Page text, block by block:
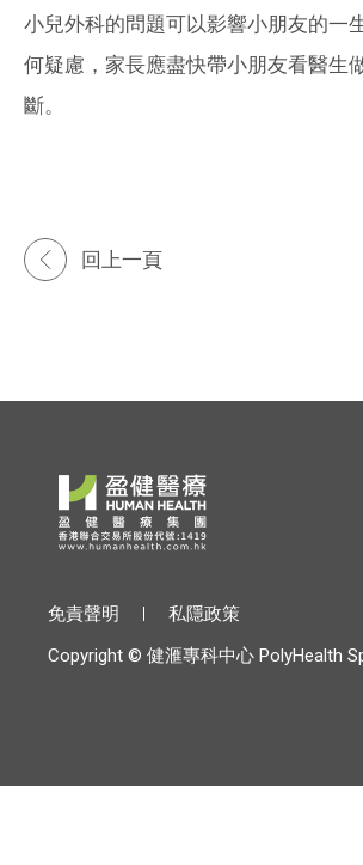
小兒外科的問題可以影響小朋友的一
何疑慮，家長應盡快帶小朋友看醫生
斷。
回上一頁
免責聲明
私隱政策
Copyright © 健滙專科中心 PolyHealth